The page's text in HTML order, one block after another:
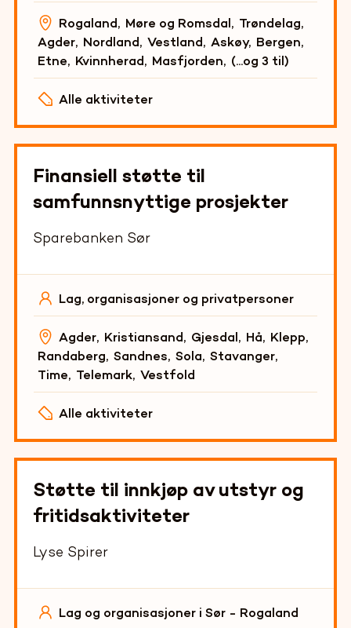
Rogaland, Møre og Romsdal, Trøndelag,
Agder, Nordland, Vestland, Askøy, Bergen,
Etne, Kvinnherad, Masfjorden, (...og 3 til)
Alle aktiviteter
Finansiell støtte til
samfunnsnyttige prosjekter
Sparebanken Sør
Lag, organisasjoner og privatpersoner
Agder, Kristiansand, Gjesdal, Hå, Klepp,
Randaberg, Sandnes, Sola, Stavanger,
Time, Telemark, Vestfold
Alle aktiviteter
Støtte til innkjøp av utstyr og
fritidsaktiviteter
Lyse Spirer
Lag og organisasjoner i Sør - Rogaland